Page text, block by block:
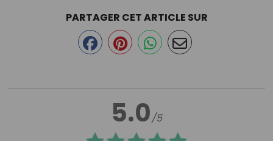
5.0/5
PARTAGER CET ARTICLE SUR